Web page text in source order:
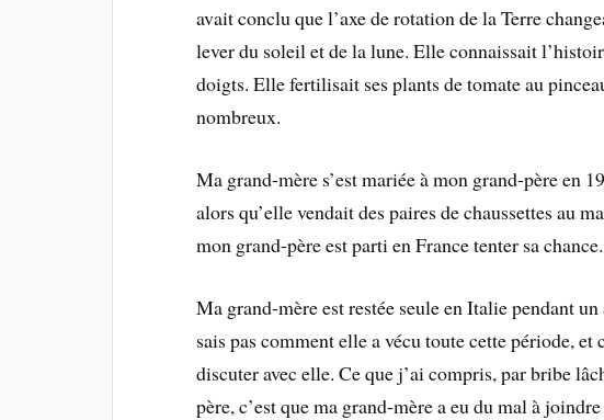
avait conclu que l’axe de rotation de la Terre
lever du soleil et de la lune. Elle connaissait
doigts. Elle fertilisait ses plants de tomate au
nombreux.
Ma grand-mère s’est mariée à mon grand-père en
alors qu’elle vendait des paires de chaussettes au
mon grand-père est parti en France tenter sa chance.
Ma grand-mère est restée seule en Italie pendant un
sais pas comment elle a vécu toute cette période,
discuter avec elle. Ce que j’ai compris, par bribe
père, c’est que ma grand-mère a eu du mal à